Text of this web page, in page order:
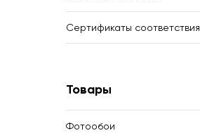
Сертификаты соответствия
Товары
Фотообои